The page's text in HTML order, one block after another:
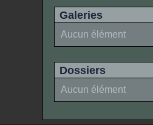
Galeries
Aucun élément
Dossiers
Aucun élément